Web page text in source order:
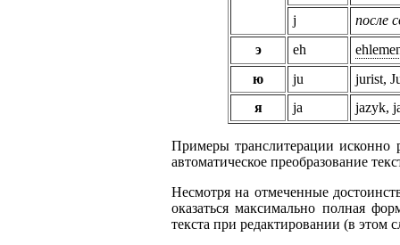
j
после
э
eh
ю
ju
jurist,
я
ja jazyk,
Примеры транслитерации исконно
автоматическое преобразование
Несмотря на отмеченные
оказаться максимально полная
текста при редактировании (в этом